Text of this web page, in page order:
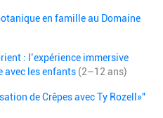
en famille au Domaine
: l’expérience immersive
avec les enfants (2–12 ans)
de Crêpes avec Ty Rozell»"